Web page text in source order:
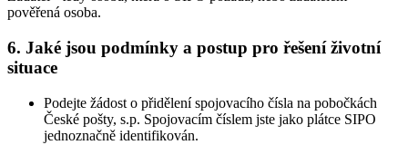
pověřená osoba.
6. Jaké jsou podmínky a postup pro řešení životní
situace
Podejte žádost o přidělení spojovacího čísla na pobočkách
České pošty, s.p. Spojovacím číslem jste jako plátce SIPO
jednoznačně identifikován.